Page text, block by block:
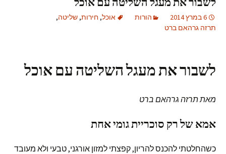
6 במרץ 2014 הורות אוכל, חירות, שליטה,
תרזה גרהאם ברט
לשבור את מעגל השליטה עם אוכל
מאת תרזה גרהאם ברט
אמא של רק סוכריית גומי אחת
כשהחלטתי להכנס להריון, קפצתי למזון אורגני, טבעי ולא מעובד